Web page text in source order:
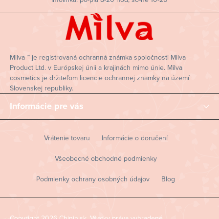
t
Milva ™ je registrovaná ochranná známka spoločnosti Milva
Product Ltd. v Európskej únii a krajinách mimo únie. Milva
cosmetics je držiteľom licencie ochrannej znamky na území
Slovenskej republiky.
Informácie pre vás
Vrátenie tovaru Informácie o doručení
Všeobecné obchodné podmienky
Podmienky ochrany osobných údajov Blog